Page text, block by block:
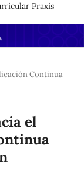
Praxis
Continua
el